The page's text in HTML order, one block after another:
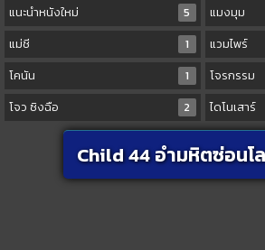
แนะนำหนังใหม่
5 แมงมุม
แม่ชี
1 แวมไพร์
โคนัน
1 โจรกรรม
โจว ซิงฉือ
2 ไดโนเสาร์
Child 44 อำมหิตซ่อนโ